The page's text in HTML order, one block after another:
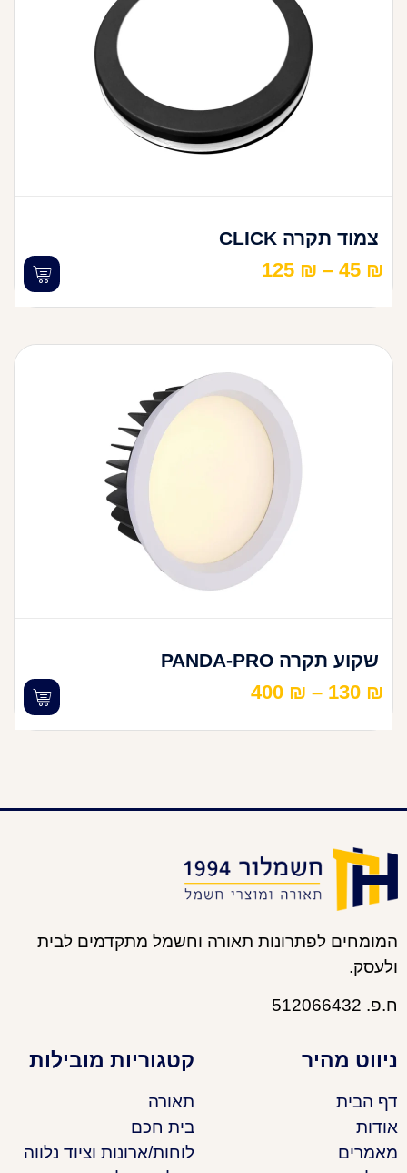
צמוד תקרה CLICK
45 ₪
–
125 ₪
שקוע תקרה PANDA-PRO
130 ₪
–
400 ₪
המומחים לפתרונות תאורה וחשמל מתקדמים לבית
ולעסק.
ח.פ. 512066432
ניווט מהיר
דף הבית
אודות
מאמרים
קטגוריות מובילות
תאורה
בית חכם
לוחות/ארונות וציוד נלווה